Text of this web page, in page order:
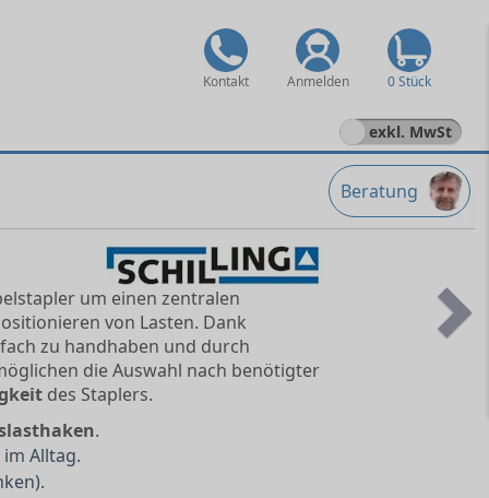
Kontakt Anmelden 0 Stück
exkl. MwSt
Beratung
um einen zentralen
von Lasten. Dank
zu handhaben und durch
die Auswahl nach benötigter
des Staplers.
.
Alltag.